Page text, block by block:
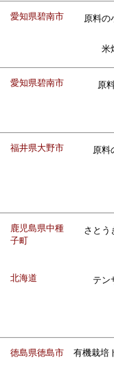
愛知県碧南市 原料の
米
愛知県碧南市 原
福井県大野市 原料
鹿児島県中種
子町
さとう
北海道 テン
徳島県徳島市 有機栽培